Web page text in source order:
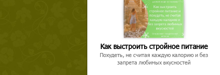
Как выстроить стройное питание
Похудеть, не считая каждую калорию и без
запрета любимых вкусностей